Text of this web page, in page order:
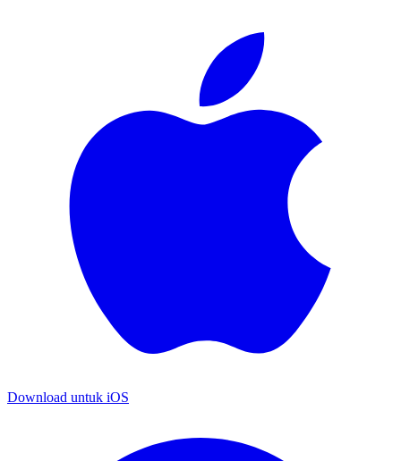
Download untuk iOS